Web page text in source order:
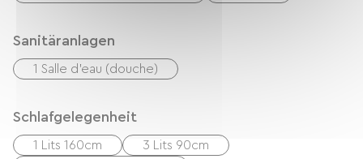
Sanitäranlagen
1 Salle d'eau (douche)
Schlafgelegenheit
1 Lits 160cm
3 Lits 90cm